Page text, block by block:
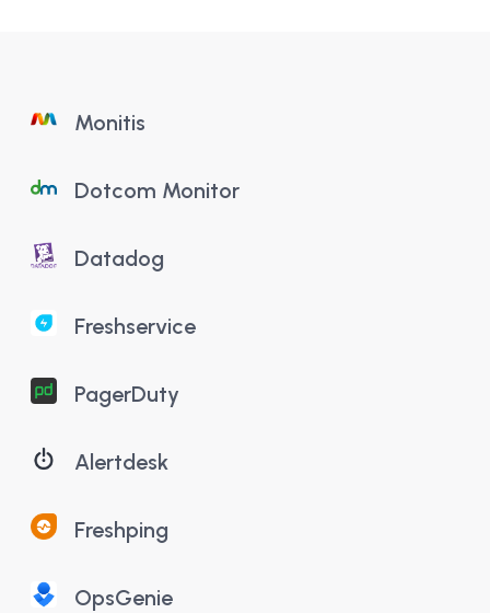
Monitis
Dotcom Monitor
Datadog
Freshservice
PagerDuty
Alertdesk
Freshping
OpsGenie